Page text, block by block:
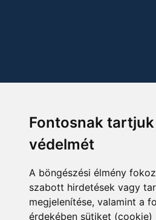
Fontosnak
védelmét
A böngészési élmény
szabott hirdetések vagy
megjelenítése, valamint a
érdekében sütiket (cookie)